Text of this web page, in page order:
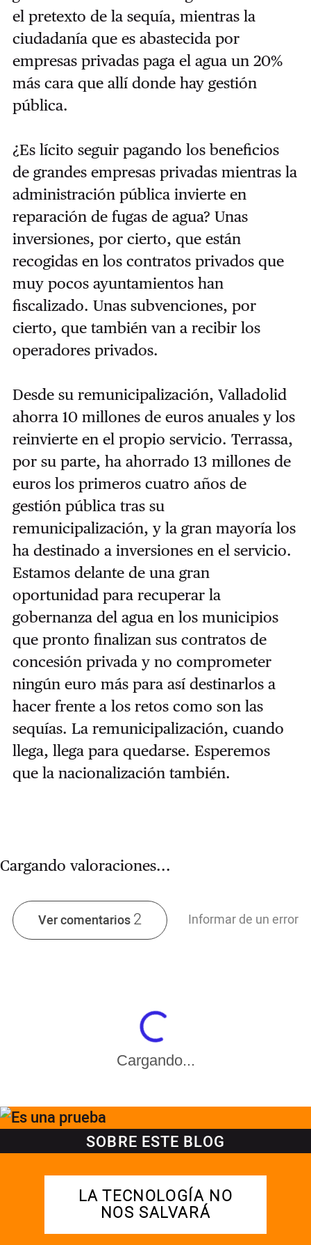
el pretexto de la sequía, mientras la
ciudadanía que es abastecida por
empresas privadas paga el agua un 20%
más cara que allí donde hay gestión
pública.
¿Es lícito seguir pagando los beneficios
de grandes empresas privadas mientras la
administración pública invierte en
reparación de fugas de agua? Unas
inversiones, por cierto, que están
recogidas en los contratos privados que
muy pocos ayuntamientos han
fiscalizado. Unas subvenciones, por
cierto, que también van a recibir los
operadores privados.
Desde su remunicipalización, Valladolid
ahorra 10 millones de euros anuales y los
reinvierte en el propio servicio. Terrassa,
por su parte, ha ahorrado 13 millones de
euros los primeros cuatro años de
gestión pública tras su
remunicipalización, y la gran mayoría los
ha destinado a inversiones en el servicio.
Estamos delante de una gran
oportunidad para recuperar la
gobernanza del agua en los municipios
que pronto finalizan sus contratos de
concesión privada y no comprometer
ningún euro más para así destinarlos a
hacer frente a los retos como son las
sequías. La remunicipalización, cuando
llega, llega para quedarse. Esperemos
que la nacionalización también.
Cargando valoraciones...
Ver comentarios2 Informar de un error
Cargando...
SOBRE ESTE BLOG
LA TECNOLOGÍA NO
NOS SALVARÁ